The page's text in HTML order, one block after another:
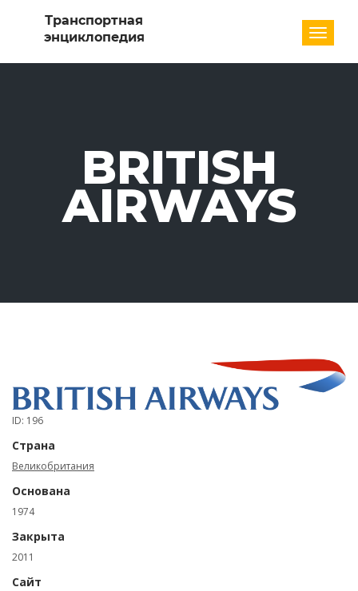
BRITISH
AIRWAYS
ID: 196
Страна
Великобритания
Основана
1974
Закрыта
2011
Сайт